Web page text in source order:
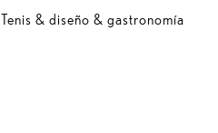
Tenis & diseño & gastronomía